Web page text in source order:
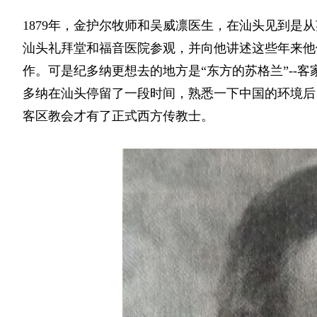
1879年，金护尔牧师和吴威凛医生，在汕头见到是
汕头礼拜堂和福音医院参观，并向他讲述这些年来
作。可是纪多纳更想去的地方是“东方的苏格兰”--
多纳在汕头停留了一段时间，熟悉一下中国的环境
客区教会才有了正式西方传教士。